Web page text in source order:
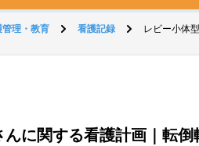
管理・教育 看護記録 レビー小体
に関する看護計画｜転